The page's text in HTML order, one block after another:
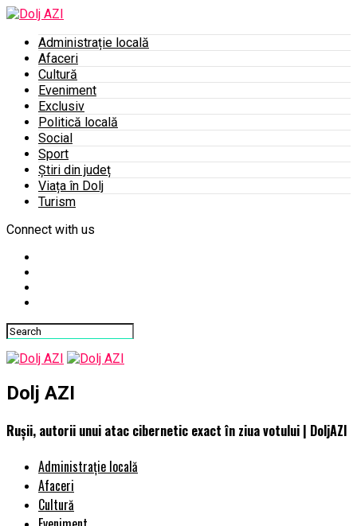
Administrație locală
Afaceri
Cultură
Eveniment
Exclusiv
Politică locală
Social
Sport
Știri din județ
Viața în Dolj
Turism
Connect with us
Dolj AZI
Rușii, autorii unui atac cibernetic exact în ziua votului | DoljAZI
Administrație locală
Afaceri
Cultură